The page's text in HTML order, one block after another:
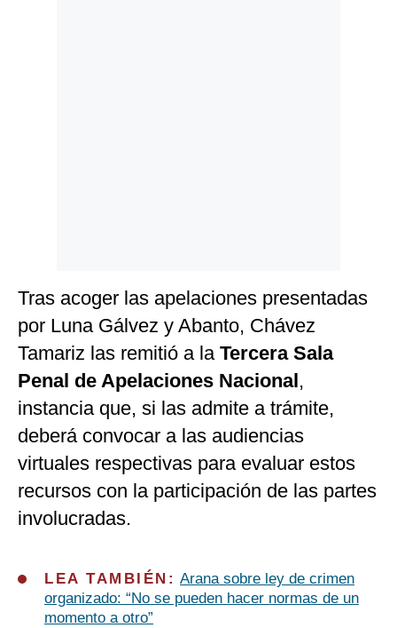
Tras acoger las apelaciones presentadas
por Luna Gálvez y Abanto, Chávez
Tamariz las remitió a la Tercera Sala
Penal de Apelaciones Nacional,
instancia que, si las admite a trámite,
deberá convocar a las audiencias
virtuales respectivas para evaluar estos
recursos con la participación de las partes
involucradas.
LEA TAMBIÉN: Arana sobre ley de crimen
organizado: “No se pueden hacer normas de un
momento a otro”